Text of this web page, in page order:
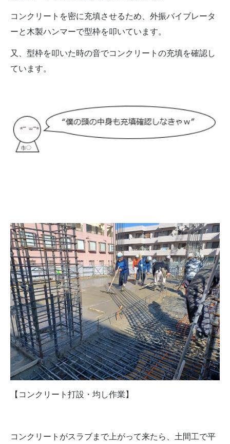
コンクリートを密に充填させるため、外振バイブレータ
ーと木製ハンマーで型枠を叩いています。
又、型枠を叩いた時の音でコンクリートの充填を確認し
ています。
【コンクリート打設・均し作業】
コンクリートがスラブまで上がって来たら、土間工で平